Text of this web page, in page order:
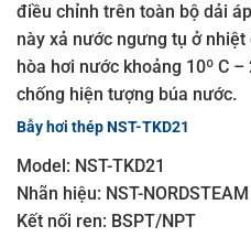
điều chỉnh trên toàn bộ dải
này xả nước ngưng tụ ở
hòa hơi nước khoảng 10º C
chống hiện tượng búa nước.
Bẫy hơi thép NST-TKD21
Model: NST-TKD21
Nhãn hiệu: NST-NORDSTEAM
Kết nối ren: BSPT/NPT